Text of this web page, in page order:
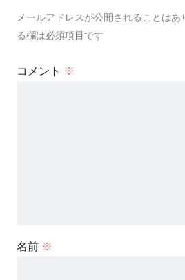
メールアドレスが公開されることはあ
る欄は必須項目です
コメント ※
名前 ※